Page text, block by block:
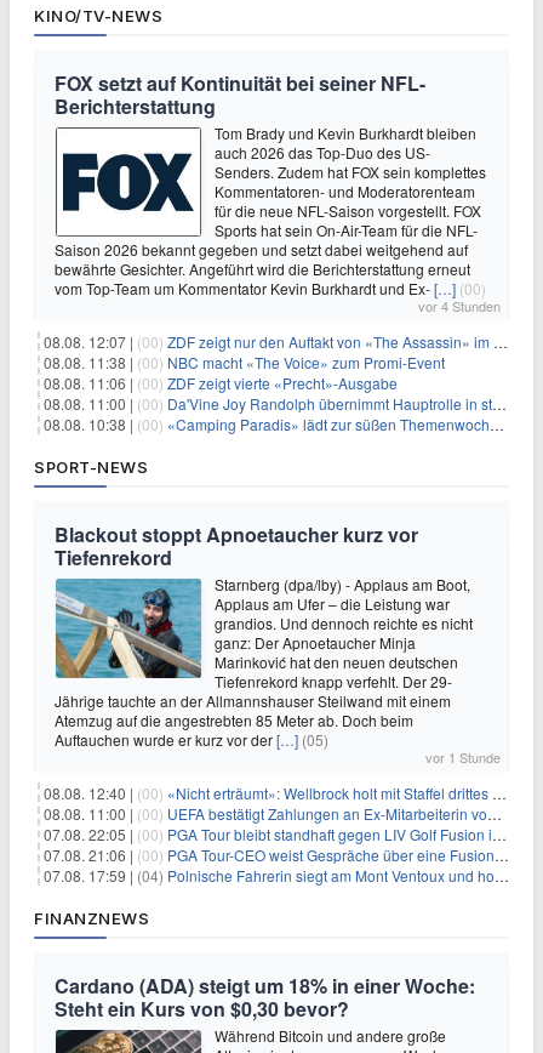
KINO/TV-NEWS
FOX setzt auf Kontinuität bei seiner NFL-
Berichterstattung
Tom Brady und Kevin Burkhardt bleiben
auch 2026 das Top-Duo des US-
Senders. Zudem hat FOX sein komplettes
Kommentatoren- und Moderatorenteam
für die neue NFL-Saison vorgestellt. FOX
Sports hat sein On-Air-Team für die NFL-
Saison 2026 bekannt gegeben und setzt dabei weitgehend auf
bewährte Gesichter. Angeführt wird die Berichterstattung erneut
vom Top-Team um Kommentator Kevin Burkhardt und Ex-[…] (00)
vor 4 Stunden
08.08. 12:07 | (00) ZDF zeigt nur den Auftakt von «The Assassin» im Fernsehen
08.08. 11:38 | (00) NBC macht «The Voice» zum Promi-Event
08.08. 11:06 | (00) ZDF zeigt vierte «Precht»-Ausgabe
08.08. 11:00 | (00) Da'Vine Joy Randolph übernimmt Hauptrolle in starbesetzter schwarzer Komödie
08.08. 10:38 | (00) «Camping Paradis» lädt zur süßen Themenwoche ein
SPORT-NEWS
Blackout stoppt Apnoetaucher kurz vor
Tiefenrekord
Starnberg (dpa/lby) - Applaus am Boot,
Applaus am Ufer – die Leistung war
grandios. Und dennoch reichte es nicht
ganz: Der Apnoetaucher Minja
Marinković hat den neuen deutschen
Tiefenrekord knapp verfehlt. Der 29-
Jährige tauchte an der Allmannshauser Steilwand mit einem
Atemzug auf die angestrebten 85 Meter ab. Doch beim
Auftauchen wurde er kurz vor der[…] (05)
vor 1 Stunde
08.08. 12:40 | (00) «Nicht erträumt»: Wellbrock holt mit Staffel drittes EM-Gold
08.08. 11:00 | (00) UEFA bestätigt Zahlungen an Ex-Mitarbeiterin von Infantino
07.08. 22:05 | (00) PGA Tour bleibt standhaft gegen LIV Golf Fusion in einem sich wandelnden Sportumfeld
07.08. 21:06 | (00) PGA Tour-CEO weist Gespräche über eine Fusion mit LIV Golf zurück und bekräftigt die Wettbewerbslandschaft
07.08. 17:59 | (04) Polnische Fahrerin siegt am Mont Ventoux und holt Tour-Gelb
FINANZNEWS
Cardano (ADA) steigt um 18% in einer Woche:
Steht ein Kurs von $0,30 bevor?
Während Bitcoin und andere große